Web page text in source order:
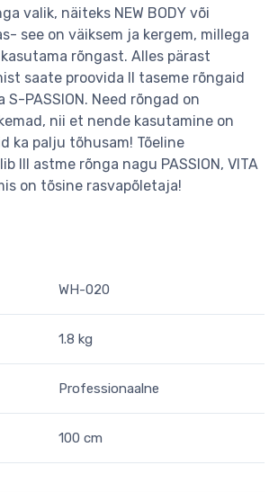
valik, näiteks NEW BODY või
see on väiksem ja kergem, millega
rõngast. Alles pärast
saate proovida II taseme rõngaid
S-PASSION. Need rõngad on
nii et nende kasutamine on
ka palju tõhusam! Tõeline
III astme rõnga nagu PASSION, VITA
on tõsine rasvapõletaja!
WH­-020
1.8 kg
Professionaalne
100 cm